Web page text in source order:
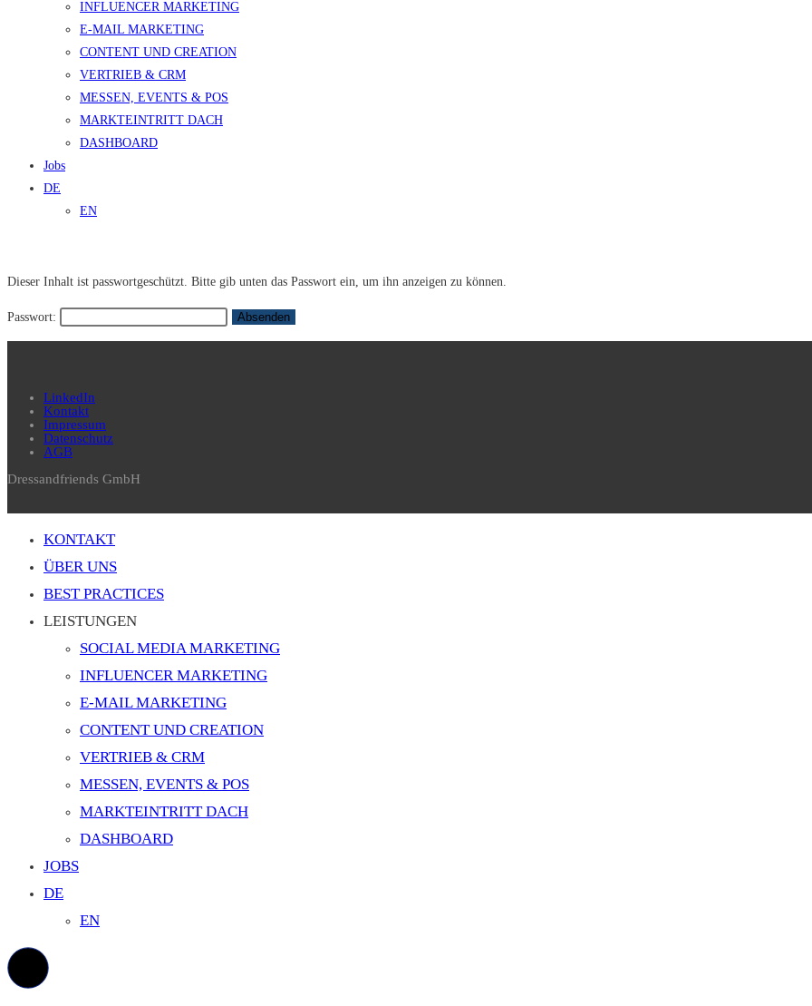
INFLUENCER MARKETING
E-MAIL MARKETING
CONTENT UND CREATION
VERTRIEB & CRM
MESSEN, EVENTS & POS
MARKTEINTRITT DACH
DASHBOARD
Jobs
DE
EN
Dieser Inhalt ist passwortgeschützt. Bitte gib unten das Passwort ein, um ihn anzeigen zu können.
Passwort:
LinkedIn
Kontakt
Impressum
Datenschutz
AGB
Dressandfriends GmbH
KONTAKT
ÜBER UNS
BEST PRACTICES
LEISTUNGEN
SOCIAL MEDIA MARKETING
INFLUENCER MARKETING
E-MAIL MARKETING
CONTENT UND CREATION
VERTRIEB & CRM
MESSEN, EVENTS & POS
MARKTEINTRITT DACH
DASHBOARD
JOBS
DE
EN